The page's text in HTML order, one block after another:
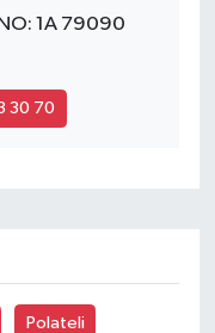
1A 79090
30 70
Polateli